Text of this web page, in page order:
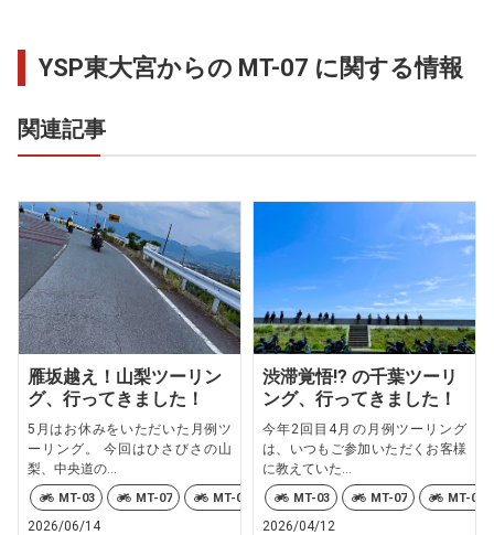
YSP東大宮からの MT-07 に関する情報
関連記事
雁坂越え！山梨ツーリン
グ、行ってきました！
5月はお休みをいただいた月例ツ
ーリング。 今回はひさびさの山
梨、中央道の...
MT-03 MT-07 MT-09 MT-10 MT-25
2026/06/14
渋滞覚悟!? の千葉ツーリ
ング、行ってきました！
今年2回目4月の月例ツーリング
は、いつもご参加いただくお客様
に教えていた...
MT-03 MT-07 MT-09
2026/04/12